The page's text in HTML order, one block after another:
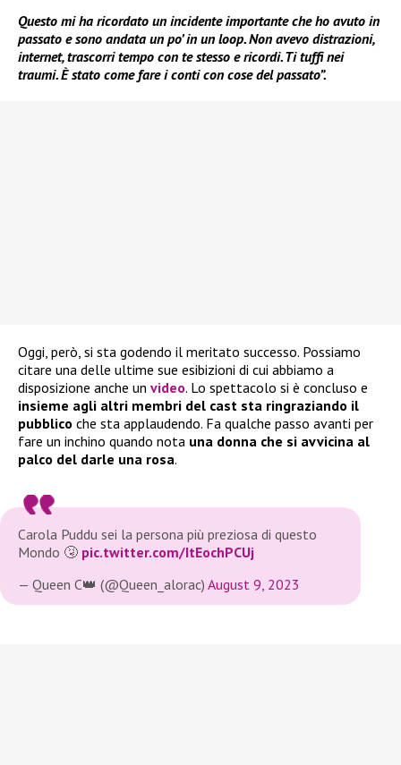
Questo mi ha ricordato un incidente importante che ho avuto in
passato e sono andata un po’ in un loop. Non avevo distrazioni,
internet, trascorri tempo con te stesso e ricordi. Ti tuffi nei
traumi. È stato come fare i conti con cose del passato”.
Oggi, però, si sta godendo il meritato successo. Possiamo
citare una delle ultime sue esibizioni di cui abbiamo a
disposizione anche un video. Lo spettacolo si è concluso e
insieme agli altri membri del cast sta ringraziando il
pubblico che sta applaudendo. Fa qualche passo avanti per
fare un inchino quando nota una donna che si avvicina al
palco del darle una rosa.
Carola Puddu sei la persona più preziosa di questo
Mondo 🤧 pic.twitter.com/ItEochPCUj
— Queen C👑 (@Queen_alorac) August 9, 2023